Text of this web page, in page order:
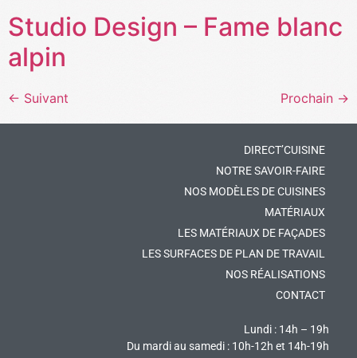
Studio Design – Fame blanc
alpin
← Suivant Prochain →
DIRECT’CUISINE
NOTRE SAVOIR-FAIRE
NOS MODÈLES DE CUISINES
MATÉRIAUX
LES MATÉRIAUX DE FAÇADES
LES SURFACES DE PLAN DE TRAVAIL
NOS RÉALISATIONS
CONTACT
Lundi : 14h – 19h
Du mardi au samedi : 10h-12h et 14h-19h